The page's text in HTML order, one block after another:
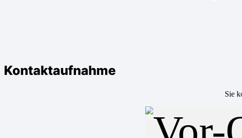
Kontaktaufnahme
Sie